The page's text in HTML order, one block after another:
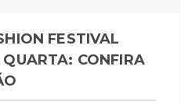
FESTIVAL
CONFIRA